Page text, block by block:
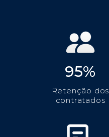
95%
Retenção dos
contratados